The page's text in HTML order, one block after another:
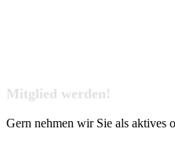
Mitglied werden!
Gern nehmen wir Sie als aktives